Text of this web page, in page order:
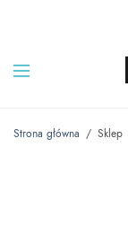
Strona główna / Sklep